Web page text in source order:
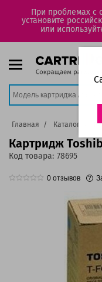
При проблемах с
установите
или
Главная Каталог
Картридж
Код товара: 78695
0 отзывов